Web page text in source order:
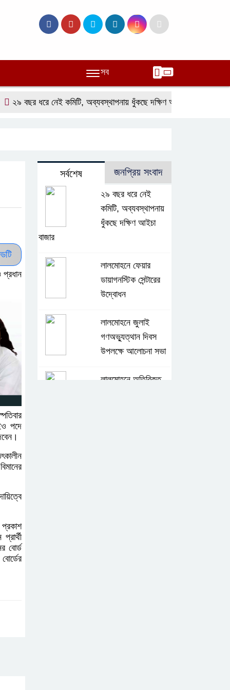
সব
বছর ধরে নেই কমিটি, অব্যবস্থাপনায় ধুঁকছে দক্ষিণ আইচা বাজার
প্রধান
পদে
বোর্ড
সর্বশেষ জনপ্রিয় সংবাদ
২৯ বছর ধরে নেই
কমিটি, অব্যবস্থাপনায়
ধুঁকছে দক্ষিণ আইচা
বাজার
লালমোহনে ফেয়ার
ডায়াগনস্টিক সেন্টারের
উদ্বোধন
লালমোহনে জুলাই
গণঅভ্যুত্থান দিবস
উপলক্ষে আলোচনা সভা
লালমোহনে অতিরিক্ত